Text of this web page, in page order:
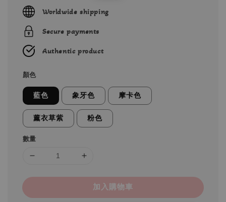
Worldwide shipping
Secure payments
Authentic product
顏色
藍色 象牙色 摩卡色
薰衣草紫 粉色
數量
加入購物車